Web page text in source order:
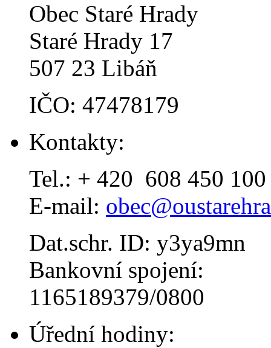
Obec Staré Hrady
Staré Hrady 17
507 23 Libáň
IČO: 47478179
Kontakty:
Tel.: + 420 608 450 100
E-mail:
Dat.schr. ID: y3ya9mn
Bankovní spojení:
1165189379/0800
Úřední hodiny: